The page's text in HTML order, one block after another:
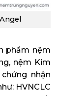
phẩm nệm
nệm Kim
nhận
HVNCLC